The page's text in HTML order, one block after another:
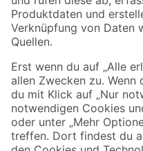
Sicher einkaufen
Jetzt die toom-App